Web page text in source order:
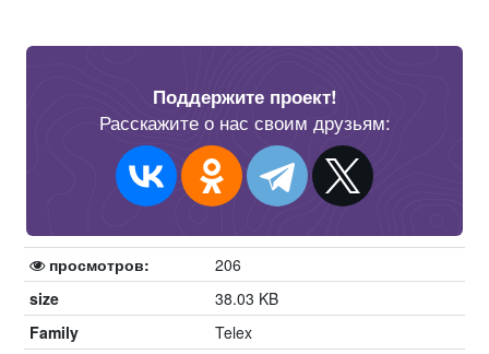
Поддержите проект!
Расскажите о нас своим друзьям:
просмотров:
206
size
38.03 KB
Family
Telex